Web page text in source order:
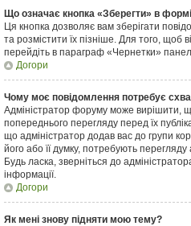
Що означає кнопка «Зберегти» в
Ця кнопка дозволяє вам зберігати
та розмістити їх пізніше. Для того, щоб
перейдіть в параграф «Чернетки»
Догори
Чому моє повідомлення потребує
Адміністратор форуму може вирішити,
попереднього перегляду перед їх
що адміністратор додав вас до групи
його або її думку, потребують
Будь ласка, зверніться до
інформації.
Догори
Як мені знову підняти мою тему?